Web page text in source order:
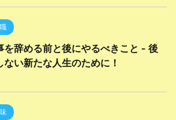
を辞める前と後にやるべきこと - 後
ない新たな人生のために！